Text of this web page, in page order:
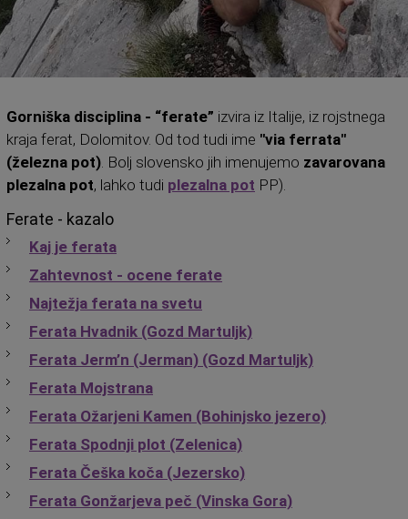
Gorniška disciplina - “ferate” izvira iz Italije, iz rojstnega
kraja ferat, Dolomitov. Od tod tudi ime "via ferrata"
(železna pot). Bolj slovensko jih imenujemo zavarovana
plezalna pot, lahko tudi plezalna pot PP).
Ferate - kazalo
Kaj je ferata
Zahtevnost - ocene ferate
Najtežja ferata na svetu
Ferata Hvadnik (Gozd Martuljk)
Ferata Jerm’n (Jerman) (Gozd Martuljk)
Ferata Mojstrana
Ferata Ožarjeni Kamen (Bohinjsko jezero)
Ferata Spodnji plot (Zelenica)
Ferata Češka koča (Jezersko)
Ferata Gonžarjeva peč (Vinska Gora)